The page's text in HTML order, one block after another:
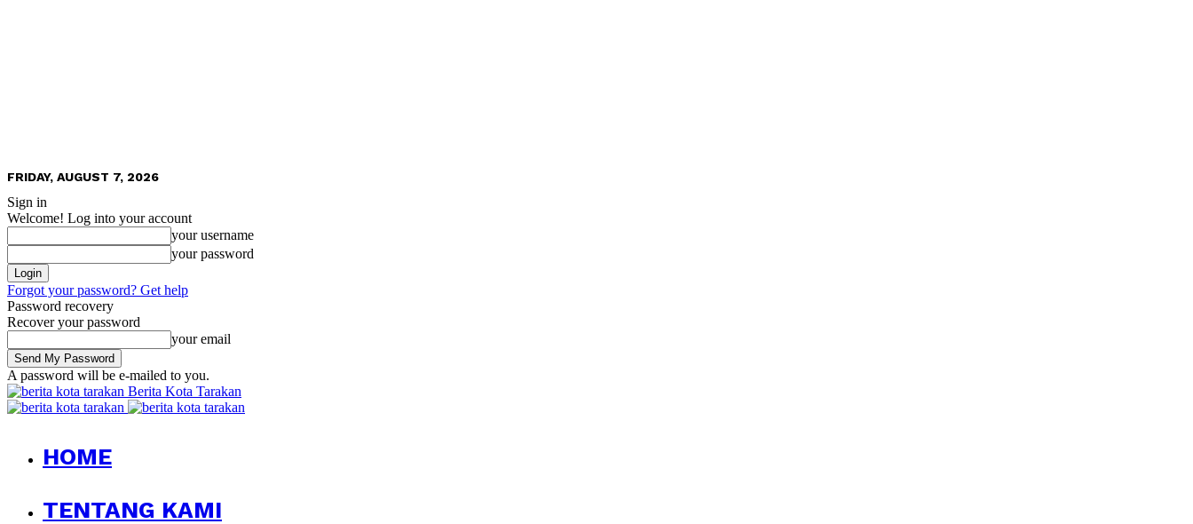
FRIDAY, AUGUST 7, 2026
Sign in
Welcome! Log into your account
your username
your password
Forgot your password? Get help
Password recovery
Recover your password
your email
A password will be e-mailed to you.
Berita Kota Tarakan
HOME
TENTANG KAMI